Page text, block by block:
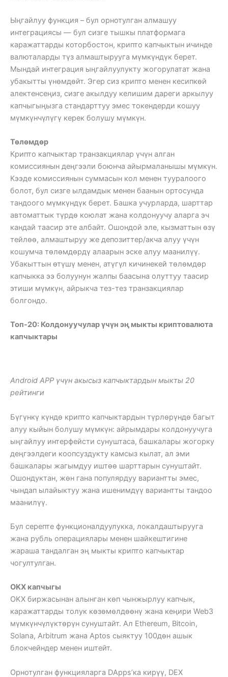
Ыңгайлуу функция – бул орнотулган алмашуу
интеграциясы — бул сизге тышкы платформага
каражаттарды которбостон, крипто капчыктын ичинде
валюталарды түз алмаштырууга мүмкүндүк берет.
Мындай интеграция ыңгайлуулукту жогорулатат жана
убакытты үнөмдөйт. Эгер сиз крипто менен кесипкөй
алектенсеңиз, сизге акылдуу келишим дареги аркылуу
капчыгыңызга стандарттуу эмес токендерди кошуу
мүмкүнчүлүгү керек болушу мүмкүн.
Төлөмдөр
Крипто капчыктар транзакциялар үчүн алган
комиссиянын деңгээли боюнча айырмаланышы мүмкүн.
Кээде комиссиянын суммасын кол менен тууралоого
болот, бул сизге ылдамдык менен баанын ортосунда
тандоого мүмкүндүк берет. Башка учурларда, шарттар
автоматтык түрдө коюлат жана колдонуучу аларга эч
кандай таасир эте албайт. Ошондой эле, кызматтын өзү
тейлөө, алмаштыруу же депозиттер/акча алуу үчүн
кошумча төлөмдөрдү алаарын эске алуу маанилүү.
Убакыттын өтүшү менен, атүгүл кичинекей төлөмдөр
капчыкка ээ болуунун жалпы баасына олуттуу таасир
этиши мүмкүн, айрыкча тез-тез транзакциялар
болгондо.
Топ-20: Колдонуучулар үчүн эң мыкты криптовалюта
капчыктары
Android APP үчүн акысыз капчыктардын мыкты 20
рейтинги
Бүгүнкү күндө крипто капчыктардын түрлөрүндө багыт
алуу кыйын болушу мүмкүн: айрымдары колдонуучуга
ыңгайлуу интерфейсти сунуштаса, башкалары жогорку
деңгээлдеги коопсуздукту камсыз кылат, ал эми
башкалары жагымдуу иштөө шарттарын сунуштайт.
Ошондуктан, жөн гана популярдуу вариантты эмес,
чындап ылайыктуу жана ишенимдүү вариантты тандоо
маанилүү.
Бул серепте функционалдуулукка, локалдаштырууга
жана рубль операциялары менен шайкештигине
жараша тандалган эң мыкты крипто капчыктар
чогултулган.
OKX капчыгы
OKX биржасынан алынган көп чынжырлуу капчык,
каражаттарды толук көзөмөлдөөнү жана кеңири Web3
мүмкүнчүлүктөрүн сунуштайт. Ал Ethereum, Bitcoin,
Solana, Arbitrum жана Aptos сыяктуу 100дөн ашык
блокчейндер менен иштейт.
Орнотулган функцияларга DApps’ка кирүү, DEX